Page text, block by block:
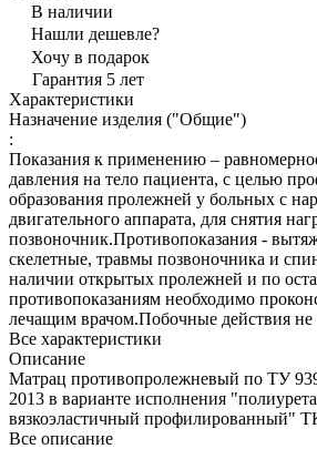
В наличии
Нашли дешевле?
Хочу в подарок
Гарантия 5 лет
Характеристики
Назначение изделия ("Общие")
:
Показания к применению –
давления на тело пациента, с целью
образования пролежней у больных с
двигательного аппарата, для снятия
позвоночник.Противопоказания -
скелетные, травмы позвоночника и
наличии открытых пролежней и по
противопоказаниям необходимо
лечащим врачом.Побочные действия
Все характеристики
Описание
Матрац противопролежневый по ТУ
2013 в варианте исполнения
вязкоэластичный профилированный"
Все описание